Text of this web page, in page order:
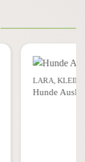
LARA,
Hunde